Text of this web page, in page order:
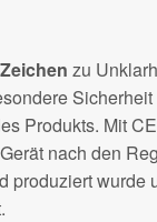
zu
Produkts. Mit
nach den
produziert wurde